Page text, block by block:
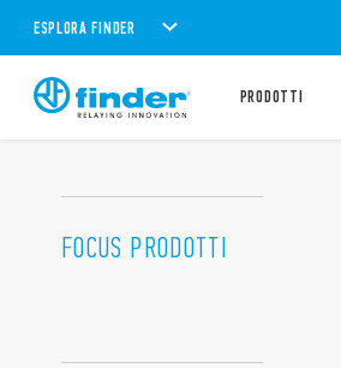
ESPLORA FINDER
PRODOTTI
FOCUS PRODOTTI